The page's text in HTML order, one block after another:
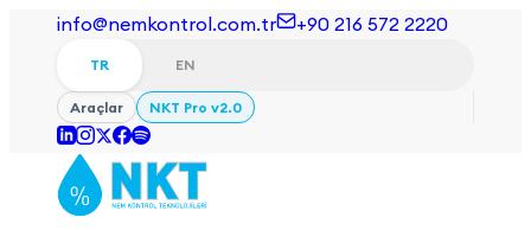
info@nemkontrol.com.tr +90 216 572 2220
TR EN
Araçlar NKT Pro v2.0